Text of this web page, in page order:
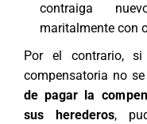
contraiga
maritalmente con
Por el contrario,
compensatoria no
de pagar la
sus herederos,